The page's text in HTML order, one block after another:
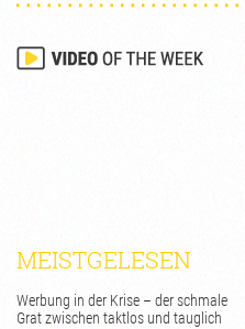
MEISTGELESEN
Werbung in der Krise – der schmale
Grat zwischen taktlos und tauglich